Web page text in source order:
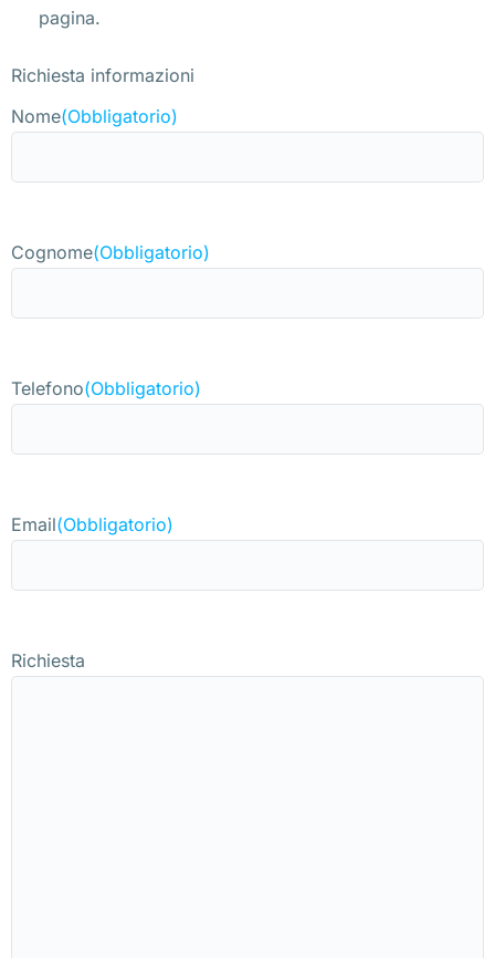
pagina.
Richiesta informazioni
Nome(Obbligatorio)
Cognome(Obbligatorio)
Telefono(Obbligatorio)
Email(Obbligatorio)
Richiesta